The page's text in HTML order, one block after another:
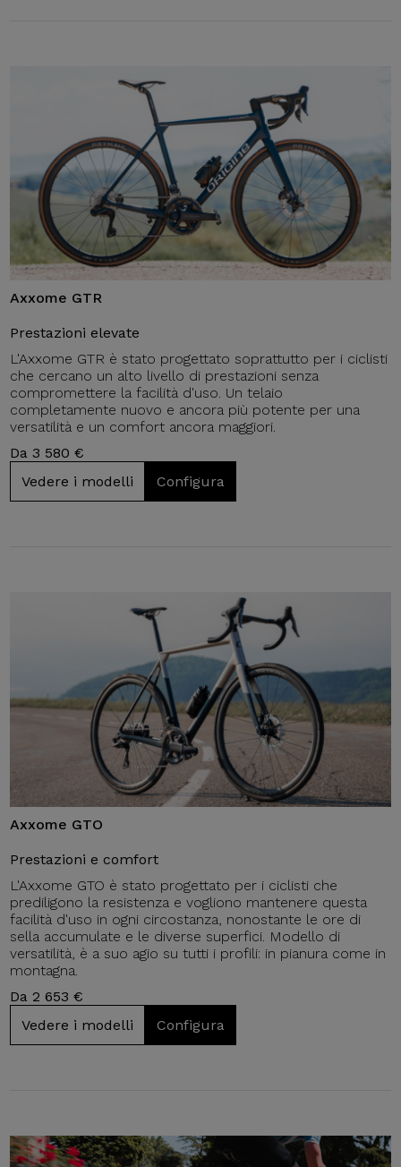
Axxome GTR
Prestazioni elevate
L'Axxome GTR è stato progettato soprattutto per i ciclisti
che cercano un alto livello di prestazioni senza
compromettere la facilità d'uso. Un telaio
completamente nuovo e ancora più potente per una
versatilità e un comfort ancora maggiori.
Da 3 580 €
Vedere i modelli
Configura
Axxome GTO
Prestazioni e comfort
L'Axxome GTO è stato progettato per i ciclisti che
prediligono la resistenza e vogliono mantenere questa
facilità d'uso in ogni circostanza, nonostante le ore di
sella accumulate e le diverse superfici. Modello di
versatilità, è a suo agio su tutti i profili: in pianura come in
montagna.
Da 2 653 €
Vedere i modelli
Configura